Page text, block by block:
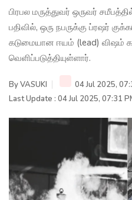
பிரபல மருத்துவர் ஒருவர்
பதிவில், ஒரு நபருக்கு ப்ரஷர்
கடுமையான ஈயம் (lead)
வெளிப்படுத்தியுள்ளார்.
ByVASUKI
04 Jul 2025,
Last Update : 04 Jul 2025, 07:31